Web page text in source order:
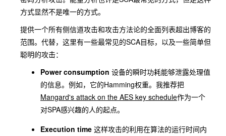
方式显然不是唯一的方式。
提供一个所有侧信道攻击和攻击方法论的全面列表超出博客的
范围。代替，这里有一些最常见的SCA目标，以及一些简单但
聪明的攻击：
Power consumption 设备的瞬时功耗能够泄露处理值
的信息。例如，它的Hamming权重。我推荐把
Mangard's attack on the AES key schedule作为一个
对SPA感兴趣的人的起点。
Execution time 这样攻击的利用在算法的运行时间内